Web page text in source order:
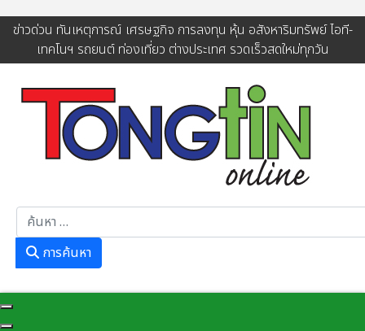
ข่าวด่วน ทันเหตุการณ์ เศรษฐกิจ การลงทุน หุ้น อสังหาริมทรัพย์ ไอที-
เทคโนฯ รถยนต์ ท่องเที่ยว ต่างประเทศ รวดเร็วสดใหม่ทุกวัน
การค้นหา